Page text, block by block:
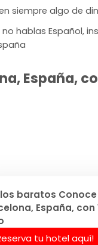
siempre algo de
no hablas Español,
España,
baratos Conoce
España, con
tu hotel aquí!